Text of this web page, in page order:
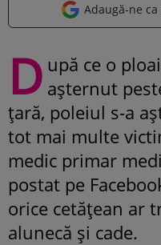
Adaugă-ne
D upă ce o
așternut
țară, poleiul s-a
tot mai multe
medic primar
postat pe
orice cetățean ar
alunecă și cade.